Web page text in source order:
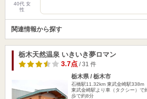
40代 女
性
関連情報から探す
栃木天然温泉 いきいき夢ロマン
3.7点/ 31 件
栃木県 / 栃木市
石橋駅11.32km 東武金崎駅338m
東武金崎駅より車（タクシー）で
歩で約8分